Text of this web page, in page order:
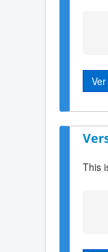
This